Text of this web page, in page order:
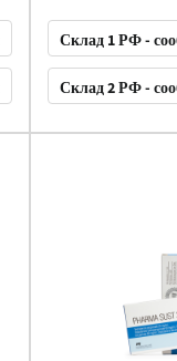
Склад 1 РФ -
Склад 2 РФ -